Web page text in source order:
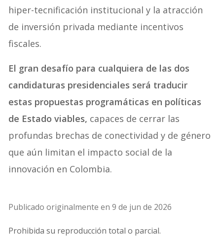
hiper-tecnificación institucional y la atracción
de inversión privada mediante incentivos
fiscales.
El gran desafío para cualquiera de las dos
candidaturas presidenciales será traducir
estas propuestas programáticas en políticas
de Estado viables, capaces de cerrar las
profundas brechas de conectividad y de género
que aún limitan el impacto social de la
innovación en Colombia.
Publicado originalmente en 9 de jun de 2026
Prohibida su reproducción total o parcial.